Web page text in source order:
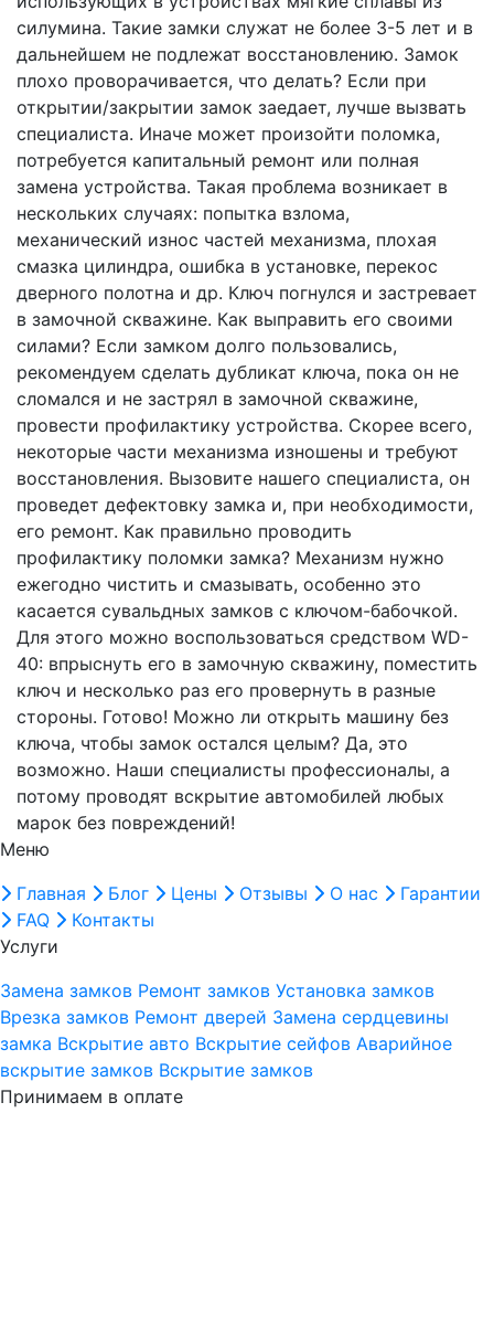
силумина. Такие замки служат не более 3-5 лет и в
дальнейшем не подлежат восстановлению. Замок
плохо проворачивается, что делать? Если при
открытии/закрытии замок заедает, лучше вызвать
специалиста. Иначе может произойти поломка,
потребуется капитальный ремонт или полная
замена устройства. Такая проблема возникает в
нескольких случаях: попытка взлома,
механический износ частей механизма, плохая
смазка цилиндра, ошибка в установке, перекос
дверного полотна и др. Ключ погнулся и застревает
в замочной скважине. Как выправить его своими
силами? Если замком долго пользовались,
рекомендуем сделать дубликат ключа, пока он не
сломался и не застрял в замочной скважине,
провести профилактику устройства. Скорее всего,
некоторые части механизма изношены и требуют
восстановления. Вызовите нашего специалиста, он
проведет дефектовку замка и, при необходимости,
его ремонт. Как правильно проводить
профилактику поломки замка? Механизм нужно
ежегодно чистить и смазывать, особенно это
касается сувальдных замков с ключом-бабочкой.
Для этого можно воспользоваться средством WD-
40: впрыснуть его в замочную скважину, поместить
ключ и несколько раз его провернуть в разные
стороны. Готово! Можно ли открыть машину без
ключа, чтобы замок остался целым? Да, это
возможно. Наши специалисты профессионалы, а
потому проводят вскрытие автомобилей любых
марок без повреждений!
Меню
Главная
Блог Цены Отзывы О нас
Гарантии
FAQ
Контакты
Услуги
Замена замков Ремонт замков Установка замков
Врезка замков Ремонт дверей Замена сердцевины
замка Вскрытие авто Вскрытие сейфов Аварийное
вскрытие замков Вскрытие замков
Принимаем в оплате